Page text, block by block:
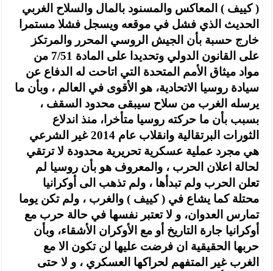
عارف بيك فريحات.. مبارك وبكم تزهو المناصب
( كييف ) المعاكس والمسنود بالمال والسلاح الغربي
الحديث الذي فشل في موقعه ويسجل فشلا مستمرا
خارج حسبة بأن الجيش الروسي المحرر والمرتكز
على القانون الدولي وتحديدا على المادة 7/51 من
مواد ميثاق الأمم المتحدة التي اتاحت له الدفاع عن
سيادة روسيا الاتحادية، هو الأقوى في العالم ، وبأن ما
يرسله الغرب من سلاح سيبقى محدود السقف ،
بسبب بأن ما حركته روسيا متأخرا، منذ اندلاع
الثورات البرتقالية وانقلاب عام 2014 غير الشرعي
هي مجرد عملية عسكرية تحريرية محدودة لا ترتقي
لحالة اعلان الحرب ، والمعروف هو بأن روسيا لم
تعلن الحرب ولم تبدأها ، ولم تذهب الى أوكرانيا
محتلة كما يشاع في ( كييف ) والغرب ، ولم تكن يوما
تمارس العدوان، و لا تعتبر نفسها في حالة حرب مع
أوكرانيا جارة التاريخ أو مع الأوكران الأشقاء، وبأن
حربها الحقيقية ان فرضت عليها لن تكون الا مع
الغرب غير المتفهم لحراكها العسكري ، و لا حتى